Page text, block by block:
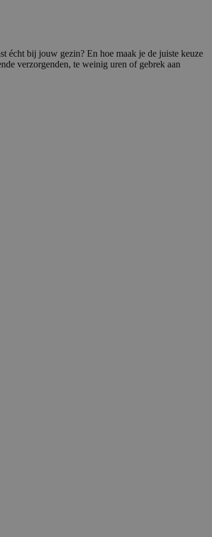
écht bij jouw gezin? En hoe maak je de juiste keuze
verzorgenden, te weinig uren of gebrek aan